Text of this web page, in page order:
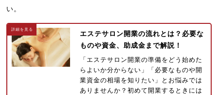
い。
エステサロン開業の流れとは？必要な
ものや資金、助成金まで解説！
「エステサロン開業の準備をどう始めた
らよいか分からない」「必要なものや開
業資金の相場を知りたい」とお悩みでは
ありませんか？初めて開業するときには